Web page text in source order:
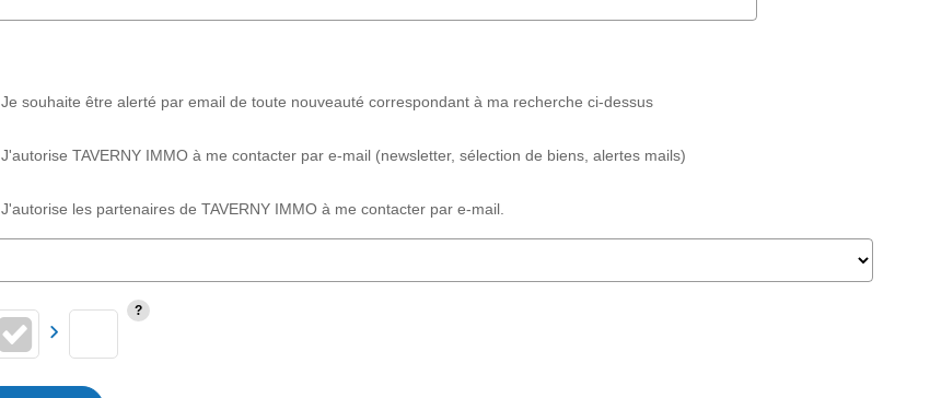
Je souhaite être alerté par email de toute nouveauté correspondant à ma recherche ci-dessus
J'autorise TAVERNY IMMO à me contacter par e-mail (newsletter, sélection de biens, alertes mails)
J'autorise les partenaires de TAVERNY IMMO à me contacter par e-mail.